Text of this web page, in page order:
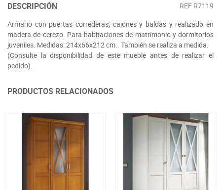
DESCRIPCIÓN REF R7119
Armario con puertas correderas, cajones y baldas y realizado en
madera de cerezo. Para habitaciones de matrimonio y dormitorios
juveniles. Medidas: 214x66x212 cm.. También se realiza a medida.
(Consulte la disponibilidad de este mueble antes de realizar el
pedido).
PRODUCTOS RELACIONADOS